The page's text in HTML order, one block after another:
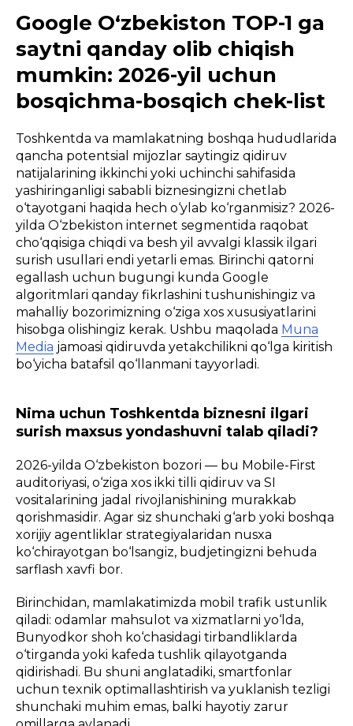
Google O‘zbekiston TOP-1 ga
saytni qanday olib chiqish
mumkin: 2026-yil uchun
bosqichma-bosqich chek-list
Toshkentda va mamlakatning boshqa hududlarida
qancha potentsial mijozlar saytingiz qidiruv
natijalarining ikkinchi yoki uchinchi sahifasida
yashiringanligi sababli biznesingizni chetlab
o‘tayotgani haqida hech o‘ylab ko‘rganmisiz? 2026-
yilda O‘zbekiston internet segmentida raqobat
cho‘qqisiga chiqdi va besh yil avvalgi klassik ilgari
surish usullari endi yetarli emas. Birinchi qatorni
egallash uchun bugungi kunda Google
algoritmlari qanday fikrlashini tushunishingiz va
mahalliy bozorimizning o‘ziga xos xususiyatlarini
hisobga olishingiz kerak. Ushbu maqolada Muna
Media jamoasi qidiruvda yetakchilikni qo‘lga kiritish
bo‘yicha batafsil qo‘llanmani tayyorladi.
Nima uchun Toshkentda biznesni ilgari
surish maxsus yondashuvni talab qiladi?
2026-yilda O‘zbekiston bozori — bu Mobile-First
auditoriyasi, o‘ziga xos ikki tilli qidiruv va SI
vositalarining jadal rivojlanishining murakkab
qorishmasidir. Agar siz shunchaki g‘arb yoki boshqa
xorijiy agentliklar strategiyalaridan nusxa
ko‘chirayotgan bo‘lsangiz, budjetingizni behuda
sarflash xavfi bor.
Birinchidan, mamlakatimizda mobil trafik ustunlik
qiladi: odamlar mahsulot va xizmatlarni yo‘lda,
Bunyodkor shoh ko‘chasidagi tirbandliklarda
o‘tirganda yoki kafeda tushlik qilayotganda
qidirishadi. Bu shuni anglatadiki, smartfonlar
uchun texnik optimallashtirish va yuklanish tezligi
shunchaki muhim emas, balki hayotiy zarur